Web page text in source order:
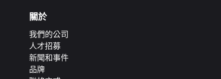
關於
我們的公司
人才招募
新聞和事件
品牌